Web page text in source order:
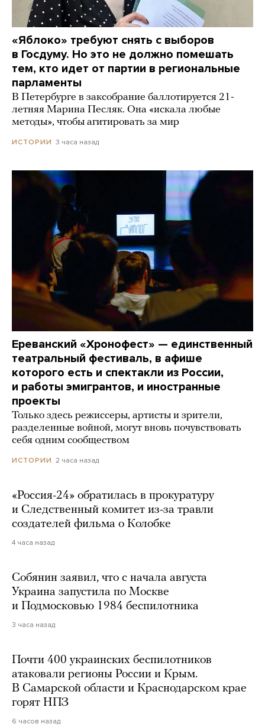
«Яблоко» требуют снять с выборов
в Госдуму. Но это не должно помешать
тем, кто идет от партии в региональные
парламенты
В Петербурге в заксобрание баллотируется 21-
летняя Марина Песляк. Она «искала любые
методы», чтобы агитировать за мир
ИСТОРИИ 3 часа назад
Ереванский «Хронофест» — единственный
театральный фестиваль, в афише
которого есть и спектакли из России,
и работы эмигрантов, и иностранные
проекты
Только здесь режиссеры, артисты и зрители,
разделенные войной, могут вновь почувствовать
себя одним сообществом
ИСТОРИИ 2 часа назад
«Россия-24» обратилась в прокуратуру
и Следственный комитет из-за травли
создателей фильма о Колобке
4 часа назад
Собянин заявил, что с начала августа
Украина запустила по Москве
и Подмосковью 1984 беспилотника
3 часа назад
Почти 400 украинских беспилотников
атаковали регионы России и Крым.
В Самарской области и Краснодарском крае
горят НПЗ
6 часов назад